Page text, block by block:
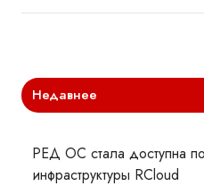
Недавнее
РЕД ОС стала доступна
инфраструктуры RCloud